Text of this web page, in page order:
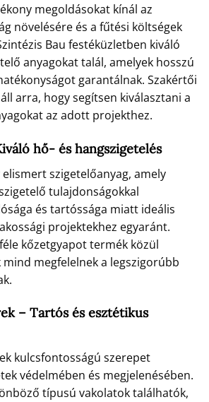
megoldásokat kínál az
növelésére és a fűtési költségek
Bau festéküzletben kiváló
anyagokat talál, amelyek hosszú
garantálnak. Szakértői
arra, hogy segítsen kiválasztani a
az adott projekthez.
hő- és hangszigetelés
szigetelőanyag, amely
tulajdonságokkal
és tartóssága miatt ideális
projektekhez egyaránt.
kőzetgyapot termék közül
megfelelnek a legszigorúbb
– Tartós és esztétikus
kulcsfontosságú szerepet
védelmében és megjelenésében.
típusú vakolatok találhatók,